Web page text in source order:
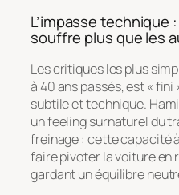
L’impasse technique
souffre plus que les
Les critiques les plus
à 40 ans passés, est «
subtile et technique.
un feeling surnaturel du
freinage : cette capacité
faire pivoter la voiture en
gardant un équilibre